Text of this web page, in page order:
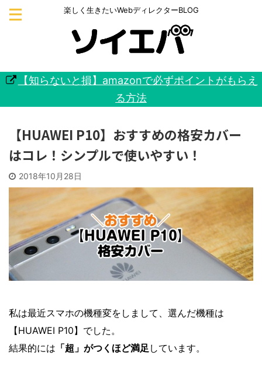
楽しく生きたいWebディレクターBLOG
【知らないと損】amazonで必ずポイントがもらえ
る方法
【HUAWEI P10】おすすめの格安カバー
はコレ！シンプルで使いやすい！
2018年10月28日
私は最近スマホの機種変をしまして、選んだ機種は
【HUAWEI P10】でした。
結果的には 「超」がつくほど満足 しています。